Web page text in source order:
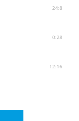
24:8
0:28
12:16